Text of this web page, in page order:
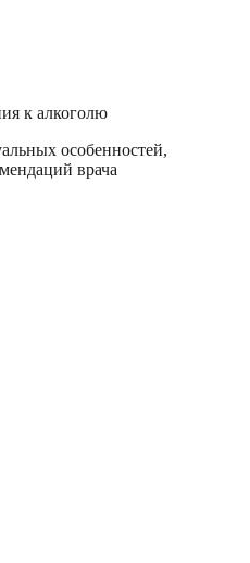
к алкоголю
особенностей,
врача